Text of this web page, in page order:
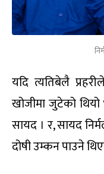
यदि त्यतिबेलै
खोजीमा जुटेको
सायद । र, सायद
दोषी उम्कन पाउने